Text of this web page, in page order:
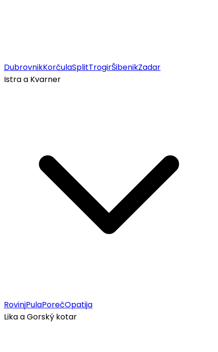
DubrovnikKorčulaSplitTrogirŠibenikZadar
Istra a Kvarner
RovinjPulaPorečOpatija
Lika a Gorský kotar